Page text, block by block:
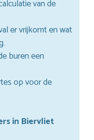
van de
er vrijkomt en wat
buren een
op voor de
in Biervliet